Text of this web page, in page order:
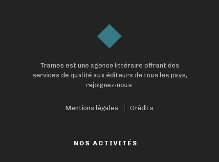
Trames est une agence littéraire offrant des
services de qualité aux éditeurs de tous les pays,
rejoignez-nous.
Mentions légales Crédits
NOS ACTIVITÉS